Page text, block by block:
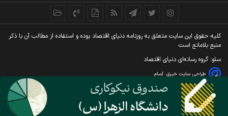
کليه حقوق اين سايت متعلق به روزنامه دنيای اقتصاد بوده و استفاده از مطالب آن با ذکر
منبع بلامانع است
سئو: گروه رسانه‌ای دنیای اقتصاد
طراحی سایت خبری آسام